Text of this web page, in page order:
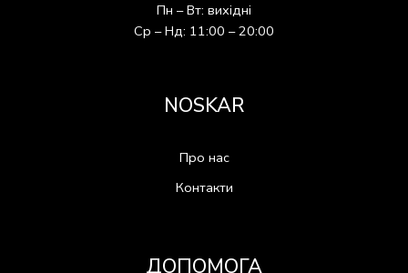
Пн – Вт: вихідні
Ср – Нд: 11:00 – 20:00
NOSKAR
Про нас
Контакти
ДОПОМОГА